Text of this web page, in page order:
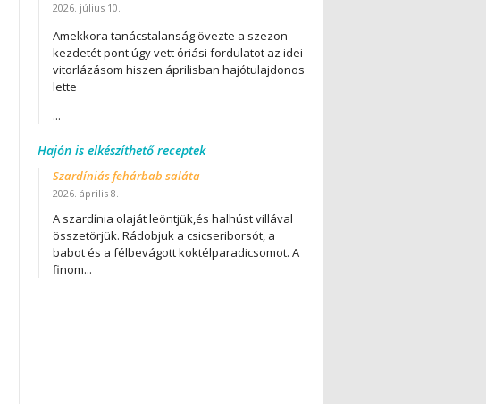
2026. július 10.
Amekkora tanácstalanság övezte a szezon
kezdetét pont úgy vett óriási fordulatot az idei
vitorlázásom hiszen áprilisban hajótulajdonos
lette
...
Hajón is elkészíthető receptek
Szardíniás fehárbab saláta
2026. április 8.
A szardínia olaját leöntjük,és halhúst villával
összetörjük. Rádobjuk a csicseriborsót, a
babot és a félbevágott koktélparadicsomot. A
finom...